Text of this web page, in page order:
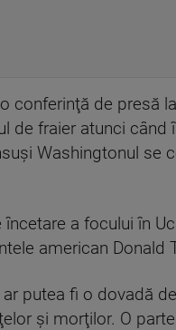
conferinţă de presă
de fraier atunci
Washingtonul se
a focului în
american Donald
putea fi o dovadă
şi morţilor. O